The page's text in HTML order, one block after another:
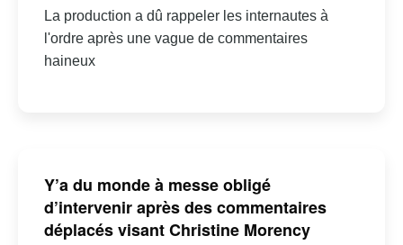
La production a dû rappeler les internautes à
l'ordre après une vague de commentaires
haineux
Y’a du monde à messe obligé
d’intervenir après des commentaires
déplacés visant Christine Morency